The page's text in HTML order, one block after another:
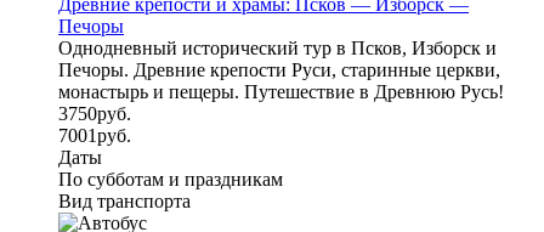
Печоры
Однодневный исторический тур в Псков, Изборск и
Печоры. Древние крепости Руси, старинные церкви,
монастырь и пещеры. Путешествие в Древнюю Русь!
3750руб.
7001руб.
Даты
По субботам и праздникам
Вид транспорта